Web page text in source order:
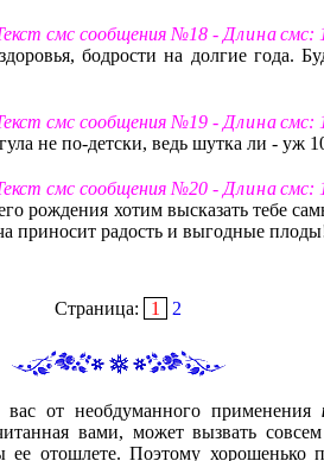
смс сообщения №18 - Д л и н асмс:
бодрости на долгие года.
смс сообщения №19 - Д л и н асмс:
не по-детски, ведь шутка ли - уж
смс сообщения №20 - Д л и н асмс:
рождения хотим высказать тебе
приносит радость и выгодные
Страница: 1 2
вас от необдуманного применения
вами, может вызвать
ее отошлете. Поэтому хорошенько